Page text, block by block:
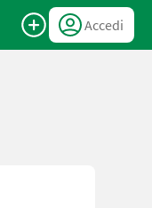
Accedi